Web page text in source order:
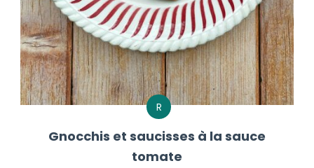
R
Gnocchis et saucisses à la sauce
tomate